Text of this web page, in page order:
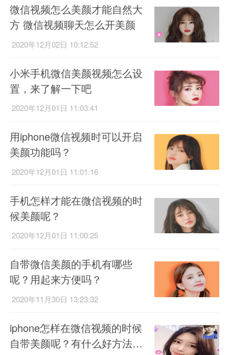
微信视频怎么美颜才能自然大
方 微信视频聊天怎么开美颜
2020年12月02日 10:12:52
小米手机微信美颜视频怎么设
置，来了解一下吧
2020年12月01日 11:03:41
用iphone微信视频时可以开启
美颜功能吗？
2020年12月01日 11:01:16
手机怎样才能在微信视频的时
候美颜呢？
2020年12月01日 11:00:25
自带微信美颜的手机有哪些
呢？用起来方便吗？
2020年11月30日 13:23:32
iphone怎样在微信视频的时候
自带美颜呢？有什么好方法